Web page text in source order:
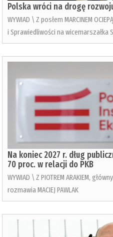
Polska wróci na drogę
WYWIAD \ Z posłem MARCINEM
i Sprawiedliwości na wicemarszałka
Na koniec 2027 r. dług
70 proc. w relacji do PKB
WYWIAD \ Z PIOTREM ARAKIEM,
rozmawia MACIEJ PAWLAK